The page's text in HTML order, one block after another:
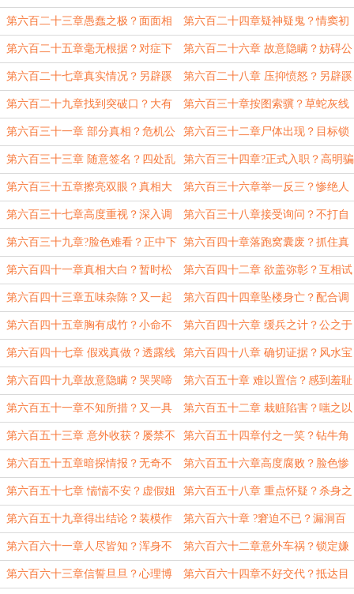
蛋
第六百二十三章愚蠢之极？面面相
觑！
第六百二十四章疑神疑鬼？情窦初
开？
第六百二十五章毫无根据？对症下
药
第六百二十六章 故意隐瞒？妨碍公
务
第六百二十七章真实情况？另辟蹊
径
第六百二十八章 压抑愤怒？另辟蹊
径
第六百二十九章找到突破口？大有
不同
第六百三十章按图索骥？草蛇灰线
第六百三十一章 部分真相？危机公
关？
第六百三十二章尸体出现？目标锁
定
第六百三十三章 随意签名？四处乱
跑
第六百三十四章?正式入职？高明骗
术
第六百三十五章擦亮双眼？真相大
白！
第六百三十六章举一反三？惨绝人
寰！
第六百三十七章高度重视？深入调
查？
第六百三十八章接受询问？不打自
招
第六百三十九章?脸色难看？正中下
怀
第六百四十章落跑窝囊废？抓住真
凶
第六百四十一章真相大白？暂时松
口气
第六百四十二章 欲盖弥彰？互相试
探
第六百四十三章五味杂陈？又一起
命案？
第六百四十四章坠楼身亡？配合调
查
第六百四十五章胸有成竹？小命不
保
第六百四十六章 缓兵之计？公之于
众
第六百四十七章 假戏真做？透露线
索
第六百四十八章 确切证据？风水宝
地
第六百四十九章故意隐瞒？哭哭啼
啼？
第六百五十章 难以置信？感到羞耻
第六百五十一章不知所措？又一具
尸体
第六百五十二章 栽赃陷害？嗤之以
鼻
第六百五十三章 意外收获？屡禁不
止
第六百五十四章付之一笑？钻牛角
尖
第六百五十五章暗探情报？无奇不
有
第六百五十六章高度腐败？脸色惨
白
第六百五十七章 惴惴不安？虚假姐
妹
第六百五十八章 重点怀疑？杀身之
祸
第六百五十九章得出结论？装模作
样
第六百六十章 ?窘迫不已？漏洞百
出
第六百六十一章人尽皆知？浑身不
自在
第六百六十二章意外车祸？锁定嫌
犯
第六百六十三章信誓旦旦？心理博 第六百六十四章不好交代？抵达目